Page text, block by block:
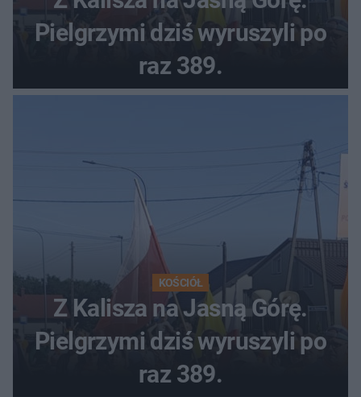
Pielgrzymi dziś wyruszyli po
raz 389.
KOŚCIÓŁ
Z Kalisza na Jasną Górę.
Pielgrzymi dziś wyruszyli po
raz 389.